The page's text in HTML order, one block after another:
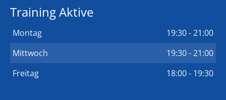
Training Aktive
Montag
19:30 - 21:00
Mittwoch
19:30 - 21:00
Freitag
18:00 - 19:30